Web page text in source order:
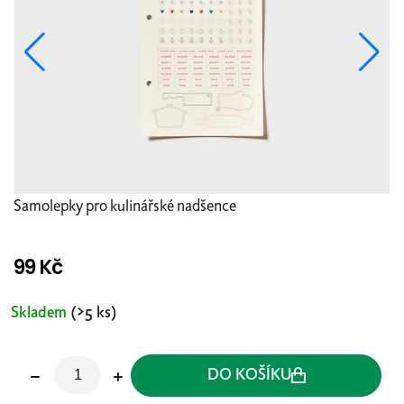
Samolepky pro kulinářské nadšence
99 Kč
Měrná
Skladem (>5 ks)
DO KOŠÍKU